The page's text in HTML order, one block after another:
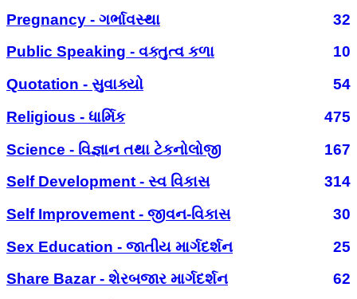
Pregnancy - ગર્ભાવસ્થા
32
Public Speaking - વક્તુત્વ કળા
10
Quotation - સુવાક્યો
54
Religious - ધાર્મિક
475
Science - વિજ્ઞાન તથા ટેકનોલોજી
167
Self Development - સ્વ વિકાસ
314
Self Improvement - જીવન-વિકાસ
30
Sex Education - જાતીય માર્ગદર્શન
25
Share Bazar - શેરબજાર માર્ગદર્શન
62